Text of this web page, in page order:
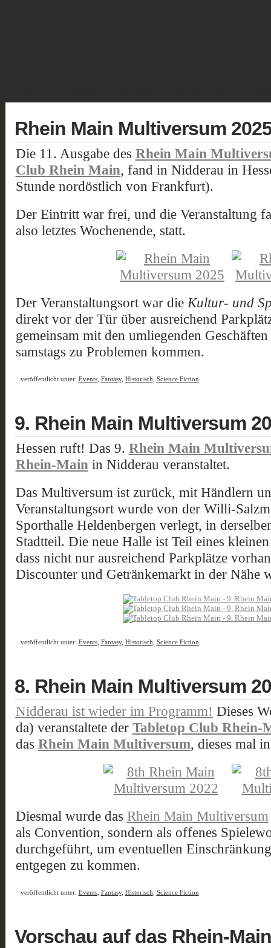
Rhein Main Multiversum
Die 11. Ausgabe des Rhein Main
Club Rhein Main, fand in Nidderau in
Stunde nordöstlich von Frankfurt).
Der Eintritt war frei, und die Veranstaltung
also letztes Wochenende, statt.
Der Veranstaltungsort war die Kultur- und
direkt vor der Tür über ausreichend
gemeinsam mit den umliegenden
samstags zu Problemen kommen.
veröffentlicht unter: Events, Fantasy, Historisch Science Fiction
9. Rhein Main Multiversum
Hessen ruft! Das 9. Rhein Main
Rhein-Main in Nidderau veranstaltet.
Das Multiversum ist zurück, mit Händlern
Veranstaltungsort wurde von der Willi-
Sporthalle Heldenbergen verlegt, in
Stadtteil. Die neue Halle ist Teil eines
dass nicht nur ausreichend Parkplätze
Discounter und Getränkemarkt in der Nähe
veröffentlicht unter: Events, Fantasy, Historisch Science Fiction
8. Rhein Main Multiversum
Nidderau ist wieder im Programm! Dieses
da) veranstaltete der Tabletop Club Rhein-
das Rhein Main Multiversum, dieses mal
Diesmal wurde das Rhein Main Multiversum
als Convention, sondern als offenes
durchgeführt, um eventuellen
entgegen zu kommen.
veröffentlicht unter: Events, Fantasy, Historisch Science Fiction
Vorschau auf das Rhein-